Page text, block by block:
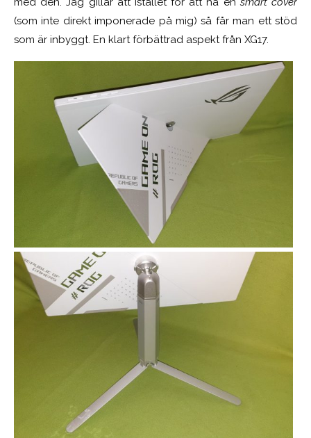
(som inte direkt imponerade på mig) så får man ett stöd
som är inbyggt. En klart förbättrad aspekt från XG17.